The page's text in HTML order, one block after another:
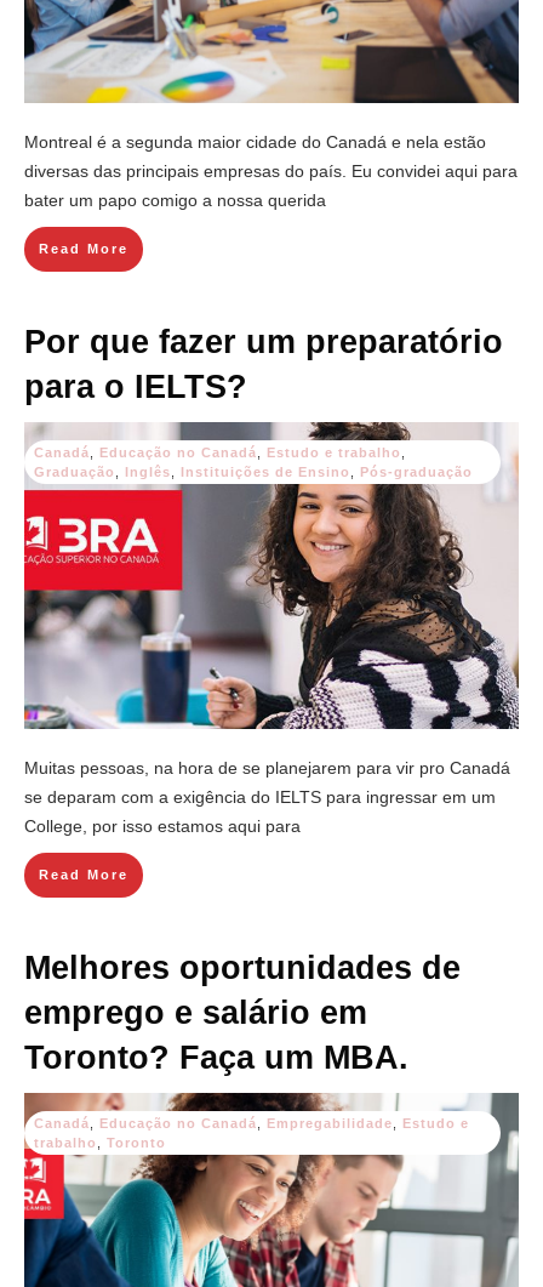
Montreal é a segunda maior cidade do Canadá e nela estão
diversas das principais empresas do país. Eu convidei aqui para
bater um papo comigo a nossa querida
Read More
Por que fazer um preparatório
para o IELTS?
Canadá Educação no Canadá Estudo e trabalho
Graduação
Inglês Instituições de Ensino Pós-graduação
Muitas pessoas, na hora de se planejarem para vir pro Canadá
se deparam com a exigência do IELTS para ingressar em um
College, por isso estamos aqui para
Read More
Melhores oportunidades de
emprego e salário em
Toronto? Faça um MBA.
Canadá Educação no Canadá Empregabilidade
Estudo e
trabalho
Toronto